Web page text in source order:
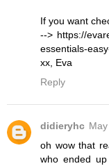
If you want
--> https://
essentials-
xx, Eva
Reply
didieryhc
oh wow that
who ended